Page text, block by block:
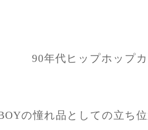
90年代ヒップホップ
の憧れ品としての立ち